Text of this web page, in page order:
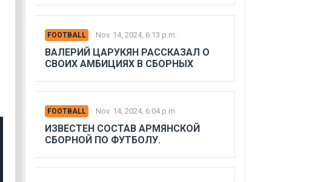
FOOTBALL Nov. 14, 2024, 6:13 p.m.
ВАЛЕРИЙ ЦАРУКЯН РАССКАЗАЛ О
СВОИХ АМБИЦИЯХ В СБОРНЫХ
FOOTBALL Nov. 14, 2024, 6:04 p.m.
ИЗВЕСТЕН СОСТАВ АРМЯНСКОЙ
СБОРНОЙ ПО ФУТБОЛУ.